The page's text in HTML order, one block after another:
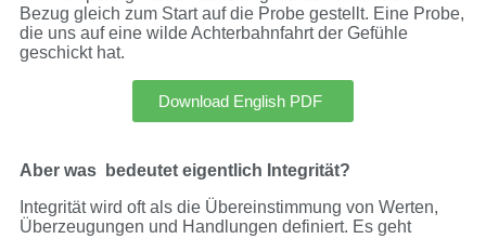
Bezug gleich zum Start auf die Probe gestellt. Eine Probe,
die uns auf eine wilde Achterbahnfahrt der Gefühle
geschickt hat.
Download English PDF
Aber was bedeutet eigentlich Integrität?
Integrität wird oft als die Übereinstimmung von Werten,
Überzeugungen und Handlungen definiert. Es geht